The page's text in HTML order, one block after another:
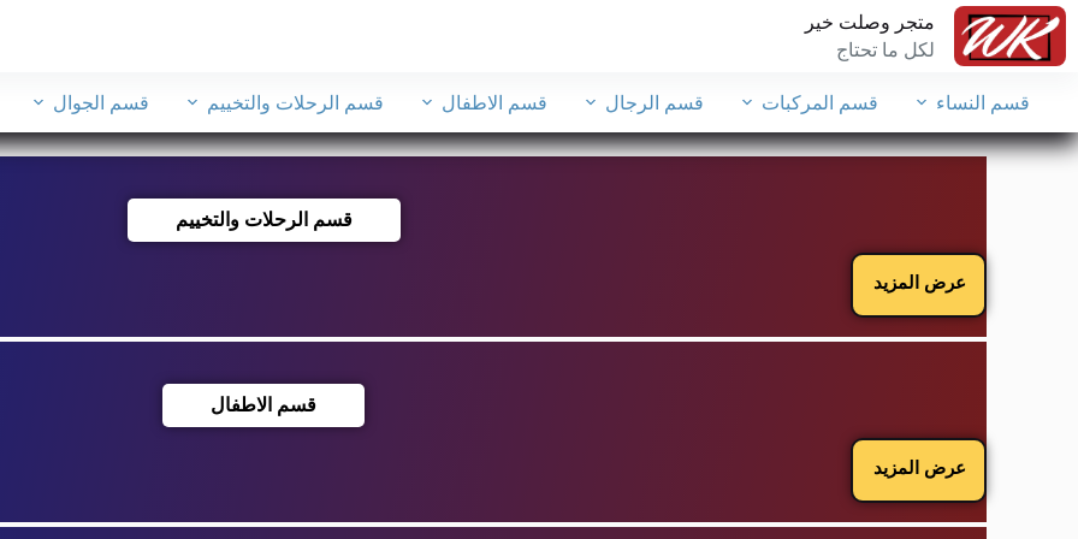
متجر وصلت خير
لكل ما تحتاج
قسم النساء قسم المركبات قسم الرجال قسم الاطفال قسم الرحلات والتخييم قسم الجوال
قسم الرحلات والتخييم
عرض المزيد
قسم الاطفال
عرض المزيد